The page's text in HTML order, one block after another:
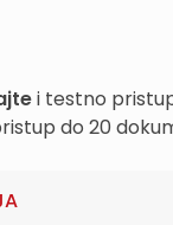
i testno
do 20